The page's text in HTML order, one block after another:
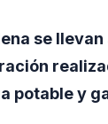
se
potable y